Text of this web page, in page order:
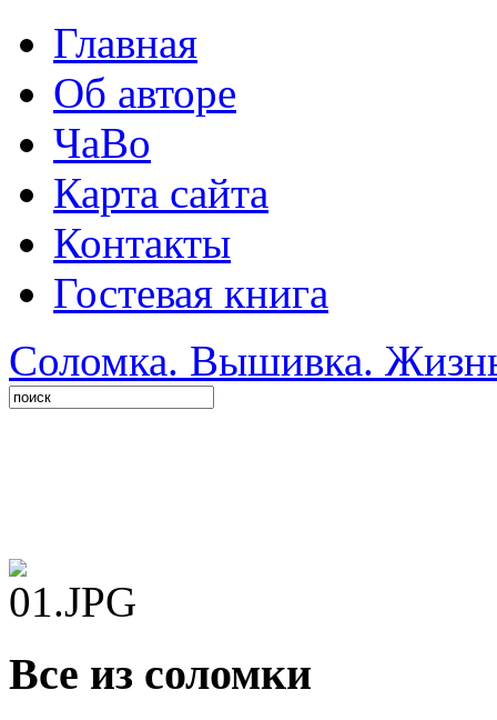
Главная
Об авторе
ЧаВо
Карта сайта
Контакты
Гостевая книга
Соломка. Вышивка.
Все из соломки